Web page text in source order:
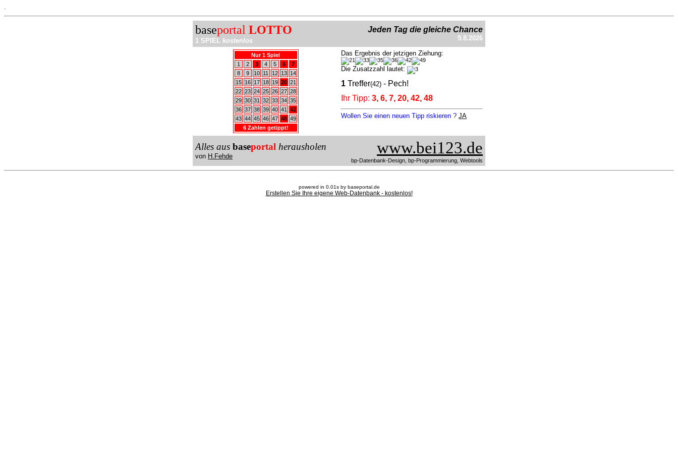
baseportal LOTTO
1 SPIEL kostenlos
Jeden Tag die gleiche Chance
9.8.2026
Nur 1 Spiel
1
2 3 4 5 6
7
8
9 10 11 12 13
14
15
16 17 18 19 20 21
22 23 24 25 26 27 28
29 30 31 32 33 34 35
36 37 38 39 40 41
42
43 44 45 46 47 48 49
6 Zahlen getippt!
Das Ergebnis der jetzigen Ziehung:
Die Zusatzzahl lautet:
1 Treffer(42) - Pech!
Ihr Tipp: 3, 6, 7, 20, 42, 48
Wollen Sie einen neuen Tipp riskieren ? JA
Alles aus baseportal herausholen
von H.Fehde www.bei123.de
bp-Datenbank-Design, bp-Programmierung, Webtools
powered in 0.01s by baseportal.de
Erstellen Sie Ihre eigene Web-Datenbank - kostenlos!